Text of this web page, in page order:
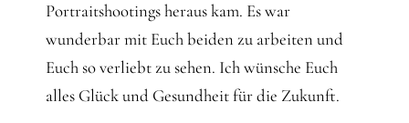
Portraitshootings heraus kam. Es war
wunderbar mit Euch beiden zu arbeiten und
Euch so verliebt zu sehen. Ich wünsche Euch
alles Glück und Gesundheit für die Zukunft.